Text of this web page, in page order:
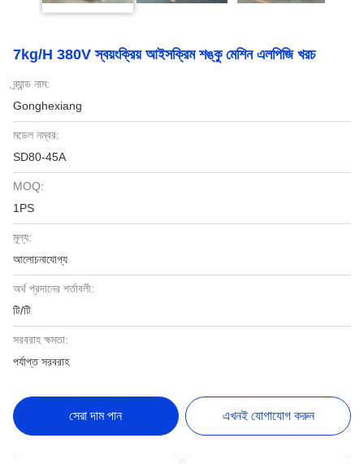
7kg/H 380V স্বয়ংক্রিয় আইসক্রিম শঙ্কু মেশিন এলপিজি খরচ
ব্র্যান্ড নাম:
Gonghexiang
মডেল নম্বর:
SD80-45A
MOQ:
1PS
মূল্য:
আলোচনাযোগ্য
অর্থ প্রদানের শর্তাবলী:
টি/টি
সরবরাহ ক্ষমতা:
পর্যাপ্ত সরবরাহ
সেরা দাম পান এখনই যোগাযোগ করুন